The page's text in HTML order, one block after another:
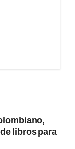
libros para